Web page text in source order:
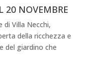
20 NOVEMBRE
di Villa Necchi,
della ricchezza e
del giardino che